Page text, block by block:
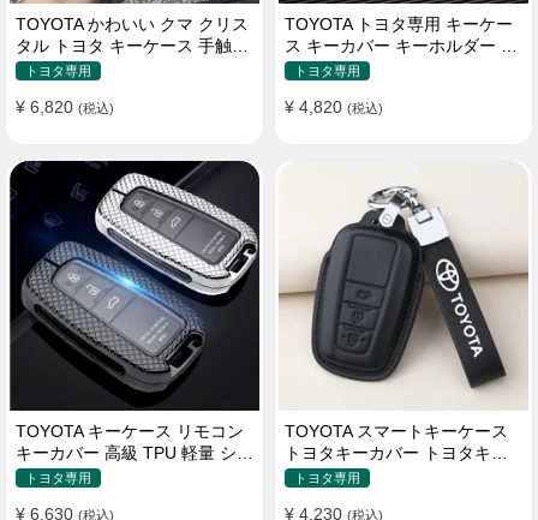
TOYOTA かわいい クマ クリス
タル トヨタ キーケース 手触り
いい 高級 傷防止
トヨタ専用
¥ 6,820 (税込)
TOYOTA トヨタ専用 キーケー
ス キーカバー キーホルダー ス
タイリッシュ オシャレ 汚れ防
トヨタ専用
¥ 4,820 (税込)
TOYOTA キーケース リモコン
キーカバー 高級 TPU 軽量 シリ
コン トヨタ キーホルダー
トヨタ専用
¥ 6,630 (税込)
TOYOTA スマートキーケース
トヨタキーカバー トヨタキー
ケース 本革レザー
トヨタ専用
¥ 4,230 (税込)